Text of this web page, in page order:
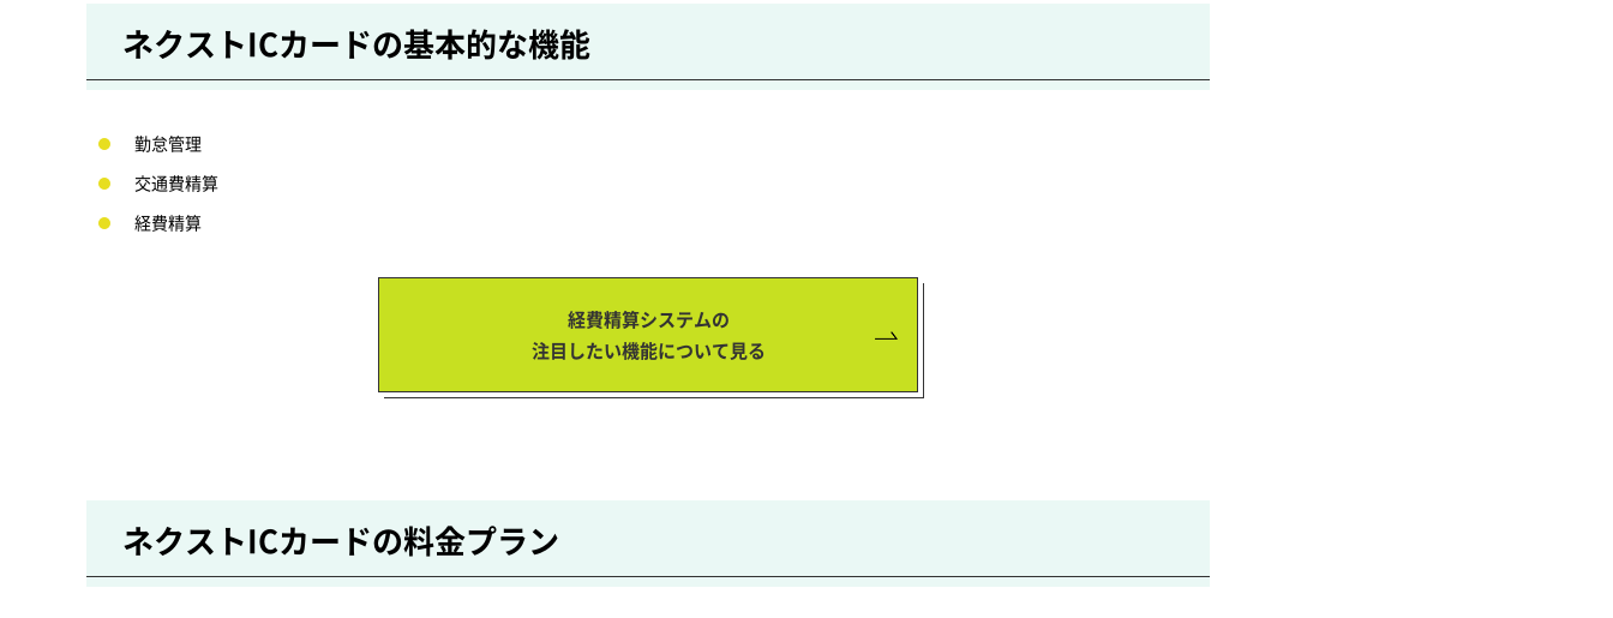
ネクストICカードの基本的な機能
勤怠管理
交通費精算
経費精算
経費精算システムの
注目したい機能について見る
ネクストICカードの料金プラン